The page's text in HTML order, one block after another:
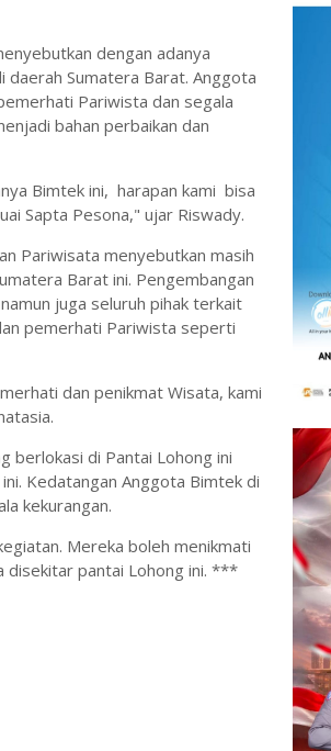
dengan adanya
daerah Sumatera Barat. Anggota
Pariwista dan segala
bahan perbaikan dan
Bimtek ini, harapan kami bisa
Sapta Pesona," ujar Riswady.
Pariwisata menyebutkan masih
Barat ini. Pengembangan
juga seluruh pihak terkait
pemerhati Pariwista seperti
dan penikmat Wisata, kami
berlokasi di Pantai Lohong ini
Kedatangan Anggota Bimtek di
kekurangan.
Mereka boleh menikmati
disekitar pantai Lohong ini. ***